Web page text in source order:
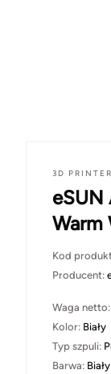
3D
eSUN
Warm
Kod
Producent:
Waga netto:
Kolor: Biały
Typ szpuli:
Barwa: Biały